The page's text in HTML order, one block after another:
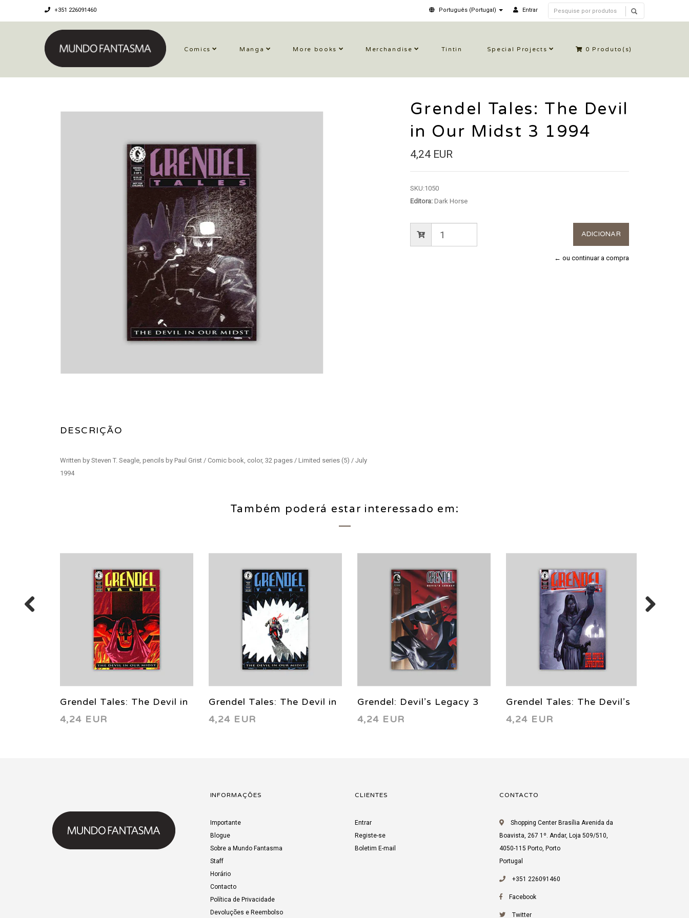
+351 226091460 Português (Portugal) Entrar
Comics Manga More books Merchandise Tintin Special Projects 0 Produto(s)
DESCRIÇÃO
Written by Steven T. Seagle, pencils by Paul Grist / Comic book, color, 32 pages / Limited series (5) / July
1994
Grendel Tales: The Devil
in Our Midst 3 1994
4,24 EUR
SKU:1050
Editora:Dark Horse
← ou continuar a compra
Também poderá estar interessado em:
Grendel Tales: The Devil in
Our Midst 4 1994
4,24 EUR
Grendel Tales: The Devil in
Our Midst 5 1994
4,24 EUR
Grendel: Devil’s Legacy 3
2000
4,24 EUR
Grendel Tales: The Devil’s
Apprentice 2 1997
4,24 EUR
INFORMAÇÕES
Importante
Blogue
Sobre a Mundo Fantasma
Staff
Horário
Contacto
Política de Privacidade
Devoluções e Reembolso
CLIENTES
Entrar
Registe-se
Boletim E-mail
CONTACTO
Shopping Center Brasília Avenida da
Boavista, 267 1º. Andar, Loja 509/510,
4050-115 Porto, Porto
Portugal
+351 226091460
Facebook
Twitter